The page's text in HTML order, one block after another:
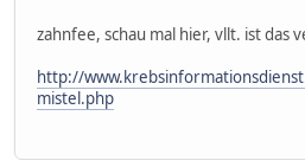
zahnfee, schau mal hier, vllt. ist das
http://
mistel.php